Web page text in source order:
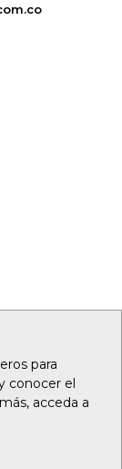
para
conocer el
acceda a